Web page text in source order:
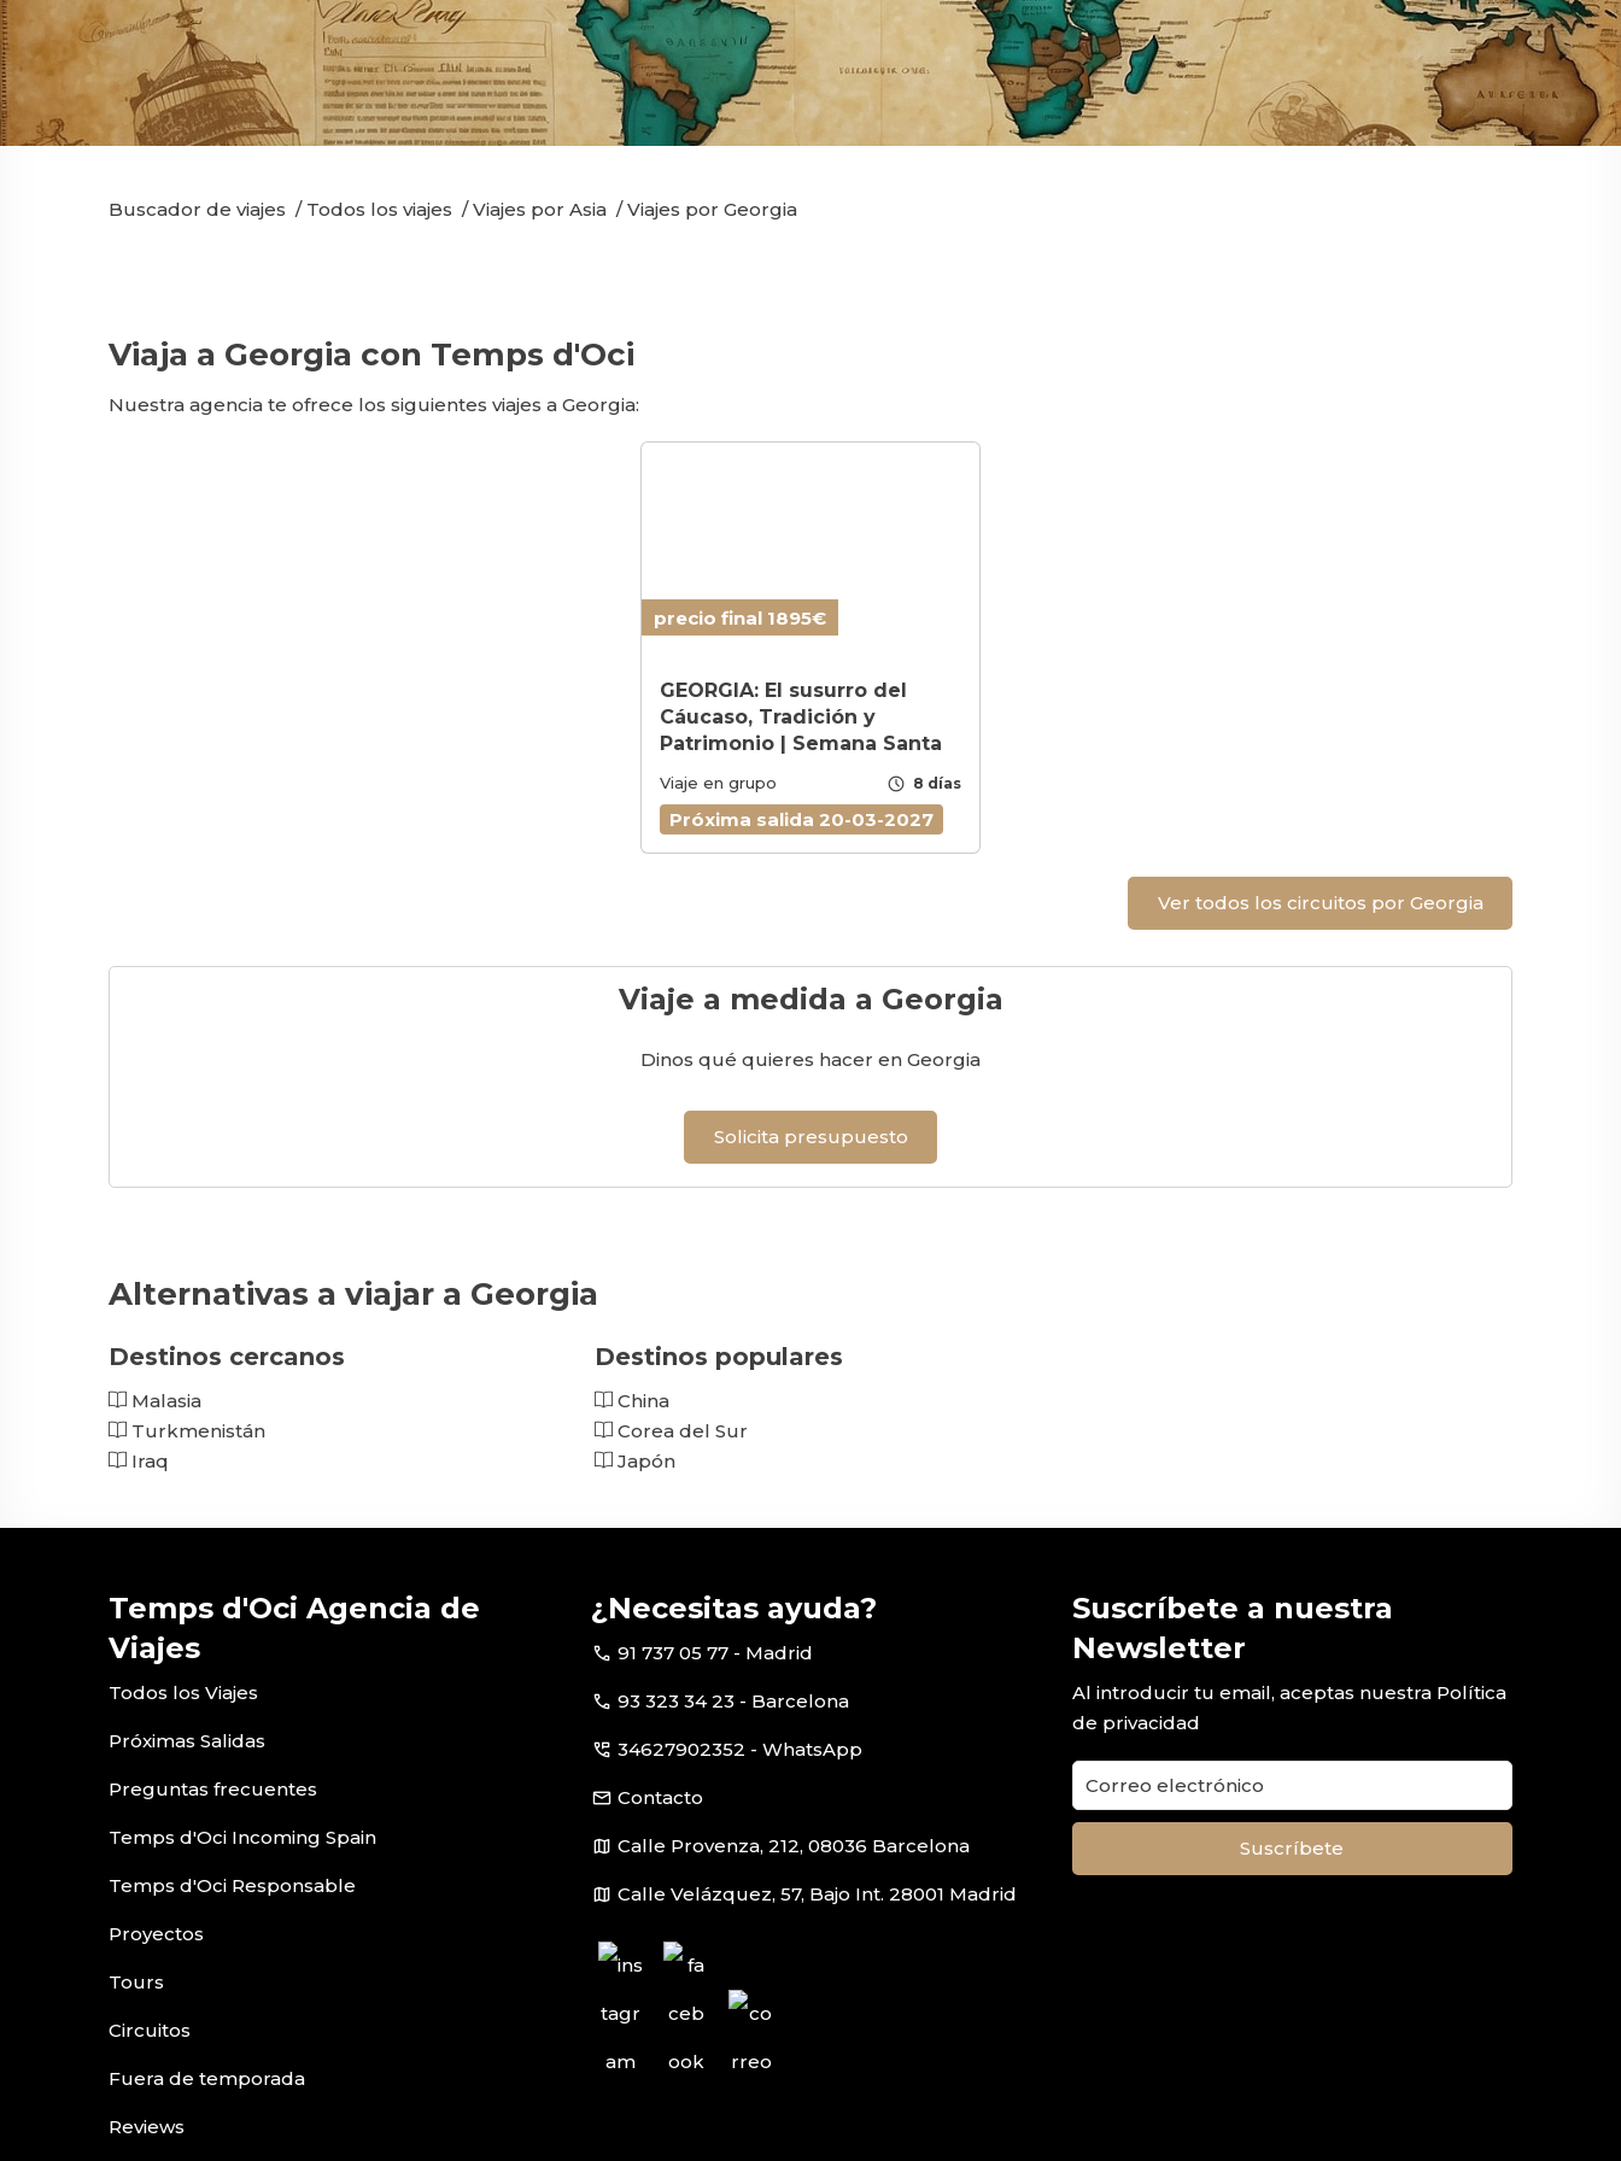
Buscador de viajes / Todos los viajes /Viajes por Asia /Viajes por Georgia
Viaja a Georgia con Temps d'Oci
Nuestra agencia te ofrece los siguientes viajes a Georgia:
precio final 1895€
GEORGIA: El susurro del
Cáucaso, Tradición y
Patrimonio | Semana Santa
Viaje en grupo schedule 8 días
Próxima salida 20-03-2027
Ver todos los circuitos por Georgia
Viaje a medida a Georgia
Dinos qué quieres hacer en Georgia
Solicita presupuesto
Alternativas a viajar a Georgia
Destinos cercanos
Malasia
Turkmenistán
Iraq
Destinos populares
China
Corea del Sur
Japón
Temps d'Oci Agencia de
Viajes
Todos los Viajes
Próximas Salidas
Preguntas frecuentes
Temps d'Oci Incoming Spain
Temps d'Oci Responsable
Proyectos
Tours
Circuitos
Fuera de temporada
Reviews
¿Necesitas ayuda?
call 91 737 05 77 - Madrid
call 93 323 34 23 - Barcelona
perm_phone_msg 34627902352 - WhatsApp
email Contacto
map Calle Provenza, 212, 08036 Barcelona
map Calle Velázquez, 57, Bajo Int. 28001 Madrid
Suscríbete a nuestra
Newsletter
Al introducir tu email, aceptas nuestra Política
de privacidad